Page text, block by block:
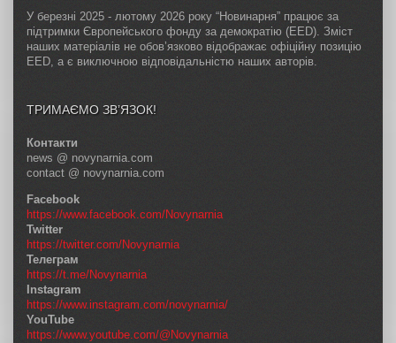
У березні 2025 - лютому 2026 року “Новинарня” працює за
підтримки Європейського фонду за демократію (EED). Зміст
наших матеріалів не обов’язково відображає офіційну позицію
EED, а є виключною відповідальністю наших авторів.
ТРИМАЄМО ЗВ’ЯЗОК!
Контакти
news @ novynarnia.com
contact @ novynarnia.com
Facebook
https://www.facebook.com/Novynarnia
Twitter
https://twitter.com/Novynarnia
Телеграм
https://t.me/Novynarnia
Instagram
https://www.instagram.com/novynarnia/
YouTube
https://www.youtube.com/@Novynarnia